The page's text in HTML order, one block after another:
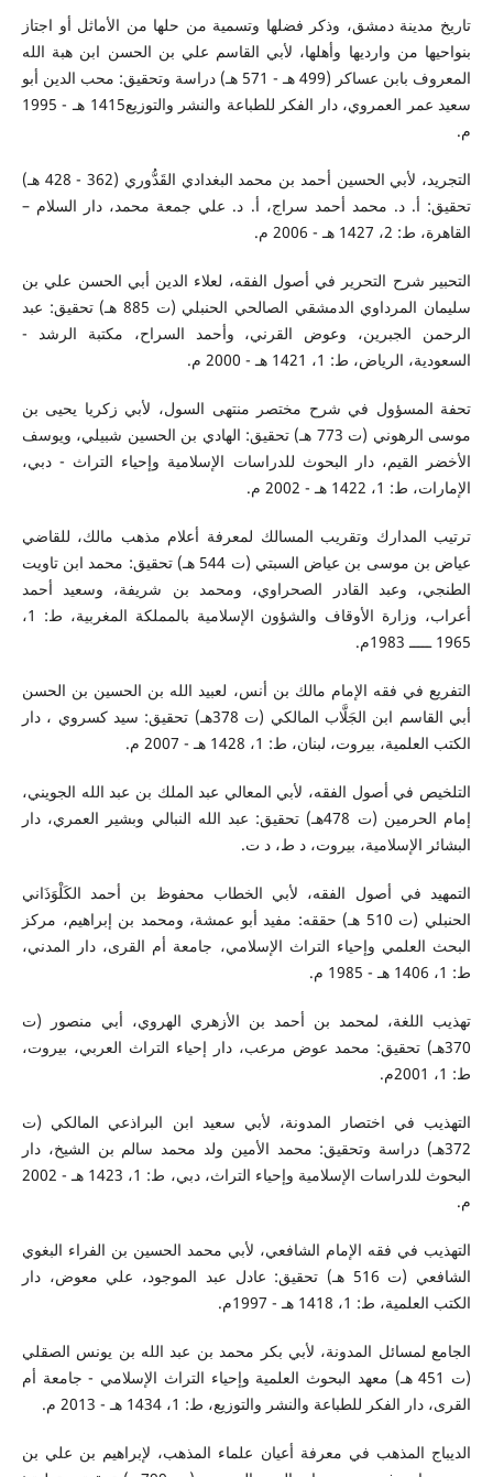
تاريخ مدينة دمشق، وذكر فضلها وتسمية من حلها من الأماثل أو اجتاز
بنواحيها من وارديها وأهلها، لأبي القاسم علي بن الحسن ابن هبة الله
المعروف بابن عساكر (499 هـ - 571 هـ) دراسة وتحقيق: محب الدين أبو
سعيد عمر العمروي، دار الفكر للطباعة والنشر والتوزيع1415 هـ - 1995
م.
التجريد، لأبي الحسين أحمد بن محمد البغدادي القَدُّوري (362 - 428 هـ)
تحقيق: أ. د. محمد أحمد سراج، أ. د. علي جمعة محمد، دار السلام –
القاهرة، ط: 2، 1427 هـ - 2006 م.
التحبير شرح التحرير في أصول الفقه، لعلاء الدين أبي الحسن علي بن
سليمان المرداوي الدمشقي الصالحي الحنبلي (ت 885 هـ) تحقيق: عبد
الرحمن الجبرين، وعوض القرني، وأحمد السراح، مكتبة الرشد -
السعودية، الرياض، ط: 1، 1421 هـ - 2000 م.
تحفة المسؤول في شرح مختصر منتهى السول، لأبي زكريا يحيى بن
موسى الرهوني (ت 773 هـ) تحقيق: الهادي بن الحسين شبيلي، ويوسف
الأخضر القيم، دار البحوث للدراسات الإسلامية وإحياء التراث - دبي،
الإمارات، ط: 1، 1422 هـ - 2002 م.
ترتيب المدارك وتقريب المسالك لمعرفة أعلام مذهب مالك، للقاضي
عياض بن موسى بن عياض السبتي (ت 544 هـ) تحقيق: محمد ابن تاويت
الطنجي، وعبد القادر الصحراوي، ومحمد بن شريفة، وسعيد أحمد
أعراب، وزارة الأوقاف والشؤون الإسلامية بالمملكة المغربية، ط: 1،
1965 ـــــ 1983م.
التفريع في فقه الإمام مالك بن أنس، لعبيد الله بن الحسين بن الحسن
أبي القاسم ابن الجَلَّاب المالكي (ت 378هـ) تحقيق: سيد كسروي ، دار
الكتب العلمية، بيروت، لبنان، ط: 1، 1428 هـ - 2007 م.
التلخيص في أصول الفقه، لأبي المعالي عبد الملك بن عبد الله الجويني،
إمام الحرمين (ت 478هـ) تحقيق: عبد الله النبالي وبشير العمري، دار
البشائر الإسلامية، بيروت، د ط، د ت.
التمهيد في أصول الفقه، لأبي الخطاب محفوظ بن أحمد الكَلْوَذَاني
الحنبلي (ت 510 هـ) حققه: مفيد أبو عمشة، ومحمد بن إبراهيم، مركز
البحث العلمي وإحياء التراث الإسلامي، جامعة أم القرى، دار المدني،
ط: 1، 1406 هـ - 1985 م.
تهذيب اللغة، لمحمد بن أحمد بن الأزهري الهروي، أبي منصور (ت
370هـ) تحقيق: محمد عوض مرعب، دار إحياء التراث العربي، بيروت،
ط: 1، 2001م.
التهذيب في اختصار المدونة، لأبي سعيد ابن البراذعي المالكي (ت
372هـ) دراسة وتحقيق: محمد الأمين ولد محمد سالم بن الشيخ، دار
البحوث للدراسات الإسلامية وإحياء التراث، دبي، ط: 1، 1423 هـ - 2002
م.
التهذيب في فقه الإمام الشافعي، لأبي محمد الحسين بن الفراء البغوي
الشافعي (ت 516 هـ) تحقيق: عادل عبد الموجود، علي معوض، دار
الكتب العلمية، ط: 1، 1418 هـ - 1997م.
الجامع لمسائل المدونة، لأبي بكر محمد بن عبد الله بن يونس الصقلي
(ت 451 هـ) معهد البحوث العلمية وإحياء التراث الإسلامي - جامعة أم
القرى، دار الفكر للطباعة والنشر والتوزيع، ط: 1، 1434 هـ - 2013 م.
الديباج المذهب في معرفة أعيان علماء المذهب، لإبراهيم بن علي بن